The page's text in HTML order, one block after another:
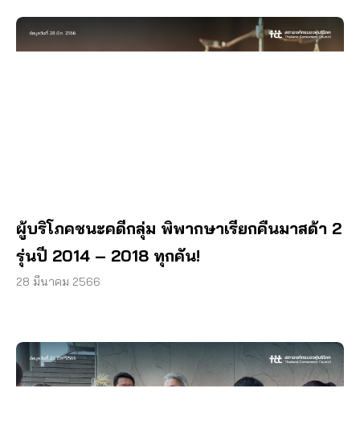
ผู้บริโภคชนะคดีกลุ่ม พิพากษาเรียกคืนมาสด้า 2
รุ่นปี 2014 – 2018 ทุกคัน!
28 มีนาคม 2566